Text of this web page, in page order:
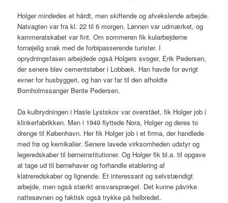
Holger mindedes et hårdt, men skiftende og afvekslende arbejde.
Natvagten var fra kl. 22 til 6 morgen. Lønnen var udmærket, og
kammeratskabet var fint. Om sommeren fik kularbejderne
fornøjelig snak med de forbipasserende turister. I
oprydningsfasen arbejdede også Holgers svoger, Erik Pedersen,
der senere blev cementstøber i Lobbæk. Han havde for øvrigt
evner for husbyggeri, og han var far til den afholdte
Bornholmssanger Bente Pedersen.
Da kulbrydningen i Hasle Lystskov var overstået, fik Holger job i
klinkerfabrikken. Men i 1949 flyttede Nora, Holger og deres to
drenge til København. Her fik Holger job i et firma, der handlede
med frø og kemikalier. Senere lavede virksomheden udstyr og
legeredskaber til børneinstitutioner. Og Holger fik bl.a. til opgave
at tage ud til børnehaver og forhandle etablering af
klatreredskaber og lignende. Et interessant og selvstændigt
arbejde, men også stærkt ansvarspræget. Det kunne påvirke
nattesøvnen og faktisk også trykke på helbredet.